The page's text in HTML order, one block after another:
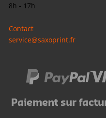
8h - 17h
Contact
service@saxoprint.fr
Paiement sur